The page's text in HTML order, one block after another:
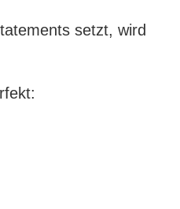
setzt, wird